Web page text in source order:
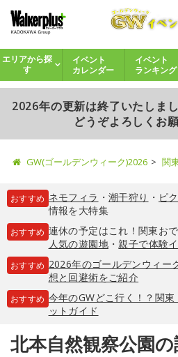
エリアから探
す
イベント
カレンダー
イベント
ランキング
2026年の更新は終了いたしま
どうぞよろしくお
GW(ゴールデンウィーク)2026 関
おすすめ ネモフィラ ・ 潮干狩り ・ ピ
情報を大特集
おすすめ 連休の予定はこれ！関東お
人気の遊園地・親子で体験
おすすめ 2026年のゴールデンウィー
想と回避術をご紹介
おすすめ 今年のGWどこ行く！？関
ットガイド
北本自然観察公園